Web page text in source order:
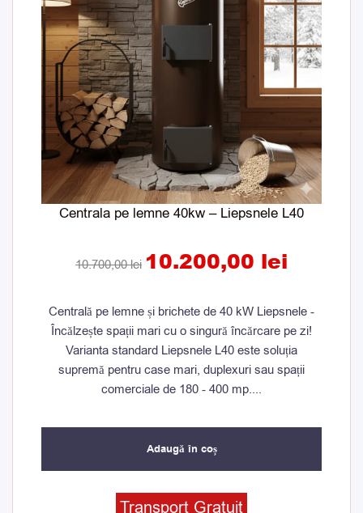
Centrala pe lemne 40kw – Liepsnele L40
10.700,00lei
10.700,00 lei.
10.200,00 lei
Centrală pe lemne și brichete de 40 kW Liepsnele -
Încălzește spații mari cu o singură încărcare pe zi!
Varianta standard Liepsnele L40 este soluția
supremă pentru case mari, duplexuri sau spații
comerciale de 180 - 400 mp....
Adaugă în coș
Transport Gratuit
Prețul